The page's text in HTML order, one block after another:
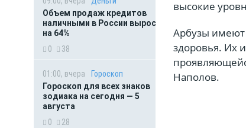
Объем продаж кредитов
наличными в России вырос
на 64%
0
38
01:00, вчера
Гороскоп
Гороскоп для всех знаков
зодиака на сегодня — 5
августа
0
28
высокие
Арбузы имеют
здоровья. Их
Наполов.